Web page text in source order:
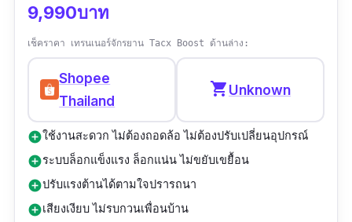
9,990บาท
เช็คราคา เทรนเนอร์จักรยาน Tacx Boost ด้านล่าง:
Shopee
Thailand
shopping_cartUnknown
add_circleใช้งานสะดวก ไม่ต้องถอดล้อ ไม่ต้องปรับเปลี่ยนอุปกรณ์
add_circleระบบล็อกแข็งแรง ล็อกแน่น ไม่ขยับเขยื้อน
add_circleปรับแรงต้านได้ตามใจปรารถนา
add_circleเสียงเงียบ ไม่รบกวนเพื่อนบ้าน